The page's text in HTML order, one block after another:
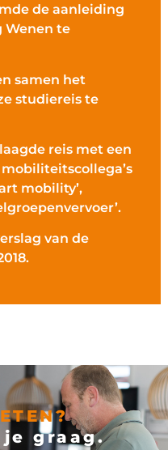
de aanleiding
te
samen het
studiereis te
reis met een
mobility’,
van de
je graag.